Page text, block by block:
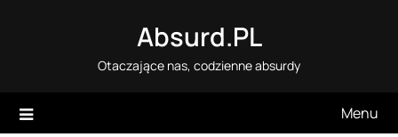
Absurd.PL
Otaczające nas, codzienne absurdy
Menu